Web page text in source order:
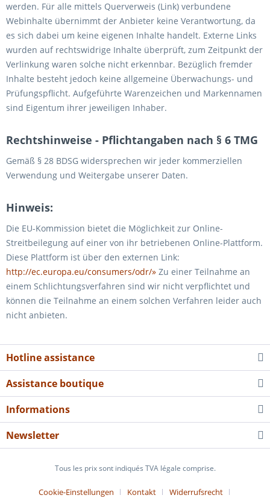
werden. Für alle mittels Querverweis (Link) verbundene
Webinhalte übernimmt der Anbieter keine Verantwortung, da
es sich dabei um keine eigenen Inhalte handelt. Externe Links
wurden auf rechtswidrige Inhalte überprüft, zum Zeitpunkt der
Verlinkung waren solche nicht erkennbar. Bezüglich fremder
Inhalte besteht jedoch keine allgemeine Überwachungs- und
Prüfungspflicht. Aufgeführte Warenzeichen und Markennamen
sind Eigentum ihrer jeweiligen Inhaber.
Rechtshinweise - Pflichtangaben nach § 6 TMG
Gemäß § 28 BDSG widersprechen wir jeder kommerziellen
Verwendung und Weitergabe unserer Daten.
Hinweis:
Die EU-Kommission bietet die Möglichkeit zur Online-
Streitbeilegung auf einer von ihr betriebenen Online-Plattform.
Diese Plattform ist über den externen Link:
http://ec.europa.eu/consumers/odr/» Zu einer Teilnahme an
einem Schlichtungsverfahren sind wir nicht verpflichtet und
können die Teilnahme an einem solchen Verfahren leider auch
nicht anbieten.
Hotline assistance
Assistance boutique
Informations
Newsletter
Tous les prix sont indiqués TVA légale comprise.
Cookie-Einstellungen Kontakt Widerrufsrecht